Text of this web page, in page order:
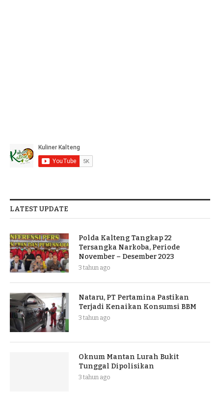
LATEST UPDATE
Polda Kalteng Tangkap 22
Tersangka Narkoba, Periode
November – Desember 2023
3 tahun ago
Nataru, PT Pertamina Pastikan
Terjadi Kenaikan Konsumsi BBM
3 tahun ago
Oknum Mantan Lurah Bukit
Tunggal Dipolisikan
3 tahun ago